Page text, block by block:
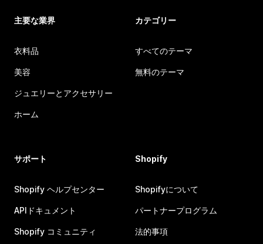
主要な業界
衣料品
美容
ジュエリーとアクセサリー
ホーム
カテゴリー
すべてのテーマ
無料のテーマ
サポート
Shopify ヘルプセンター
APIドキュメント
Shopify コミュニティ
Shopify
Shopifyについて
パートナープログラム
法的事項